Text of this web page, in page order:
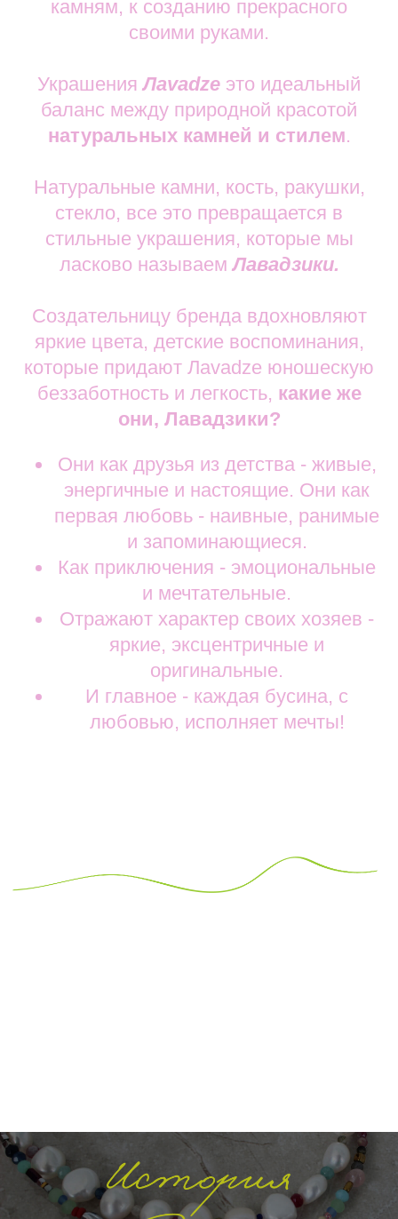
камням, к созданию прекрасного
своими руками.
УкрашенияЛavadze это идеальный
баланс между природной красотой
натуральных камней и стилем.
Натуральные камни, кость, ракушки,
стекло, все это превращается в
стильные украшения, которые мы
ласково называемЛавадзики.
Создательницу бренда вдохновляют
яркие цвета, детские воспоминания,
которые придают Лavadze юношескую
беззаботность и легкость, какие же
они, Лавадзики?
Они как друзья из детства - живые,
энергичные и настоящие. Они как
первая любовь - наивные, ранимые
и запоминающиеся.
Как приключения - эмоциональные
и мечтательные.
Отражают характер своих хозяев -
яркие, эксцентричные и
оригинальные.
И главное - каждая бусина, с
любовью, исполняет мечты!